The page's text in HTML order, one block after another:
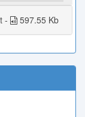
- 597.55 Kb